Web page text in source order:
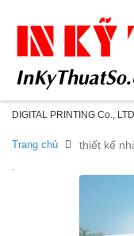
DIGITAL PRINTING Co.,
Trang chủ thiết kế
.